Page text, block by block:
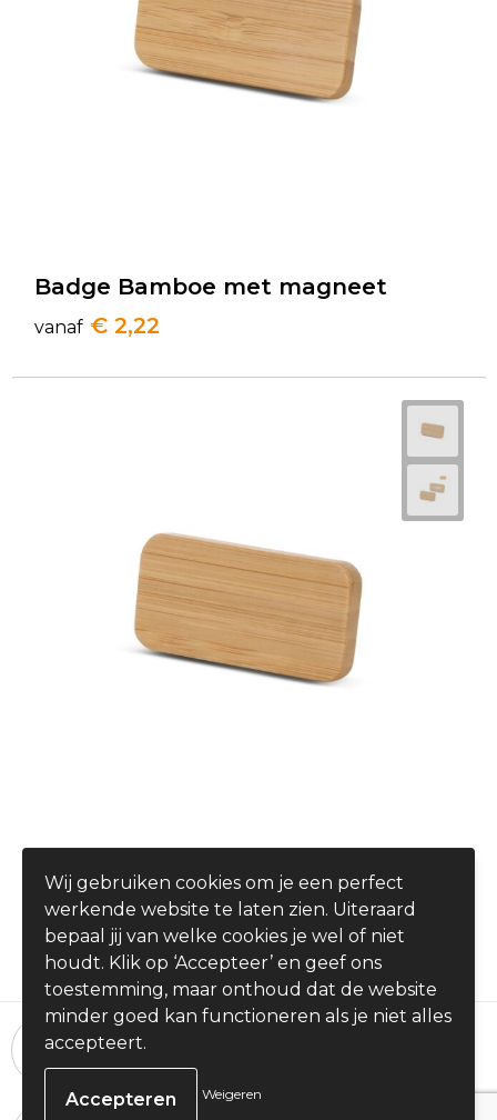
Badge Bamboe met magneet
vanaf € 2,22
Naambadge Bamboe met speld
vanaf € 1,92
24 uur per dag, 7 dagen per week
Bestellingen plaatsen
Wij gebruiken cookies om je een perfect
werkende website te laten zien. Uiteraard
bepaal jij van welke cookies je wel of niet
houdt. Klik op ‘Accepteer’ en geef ons
toestemming, maar onthoud dat de website
minder goed kan functioneren als je niet alles
accepteert.
Weigeren